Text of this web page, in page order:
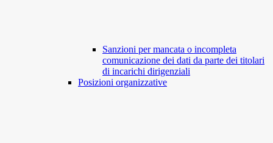
Sanzioni per mancata o incompleta
comunicazione dei dati da parte dei titolari
di incarichi dirigenziali
Posizioni organizzative